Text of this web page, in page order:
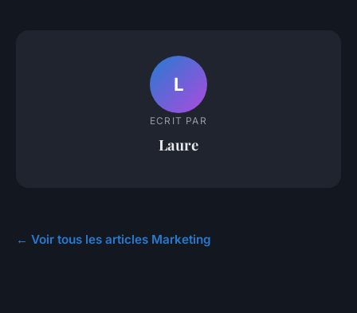
L
ECRIT PAR
Laure
← Voir tous les articles Marketing